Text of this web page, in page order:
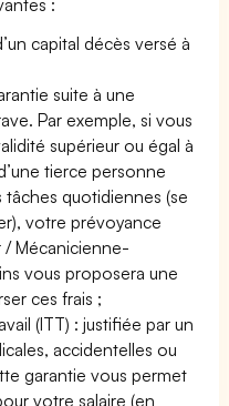
capital décès versé à
suite à une
Par exemple, si vous
supérieur ou égal à
tierce personne
quotidiennes (se
votre prévoyance
/ Mécanicienne-
vous proposera une
ces frais ;
(ITT) : justifiée par un
accidentelles ou
garantie vous permet
votre salaire (en